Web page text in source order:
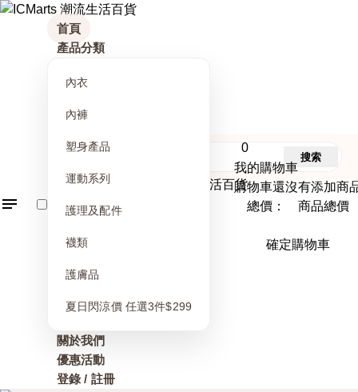
首頁
產品分類
內衣
內褲
塑身產品
運動系列
護理及配件
襪類
護膚品
夏日閃涼價 任選3件$299
關於我們
優惠活動
登錄 / 註冊
0
我的購物車
購物車還沒有添加商
總價： 商品總價
確定購物車
搜索